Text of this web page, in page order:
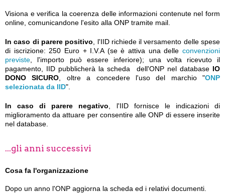
Visiona e verifica la coerenza delle informazioni contenute nel form
online, comunicandone l'esito alla ONP tramite mail.
In caso di parere positivo , l'IID richiede il versamento delle spese
di iscrizione: 250 Euro + I.V.A (se è attiva una delleconvenzioni
previste , l'importo può essere inferiore); una volta ricevuto il
pagamento, IID pubblicherà la scheda dell'ONP nel database IO
DONO SICURO , oltre a concedere l'uso del marchio "ONP
selezionata da IID".
In caso di parere negativo , l'IID fornisce le indicazioni di
miglioramento da attuare per consentire alle ONP di essere inserite
nel database.
...gli anni successivi
Cosa fa l'organizzazione
Dopo un anno l'ONP aggiorna la scheda ed i relativi documenti.